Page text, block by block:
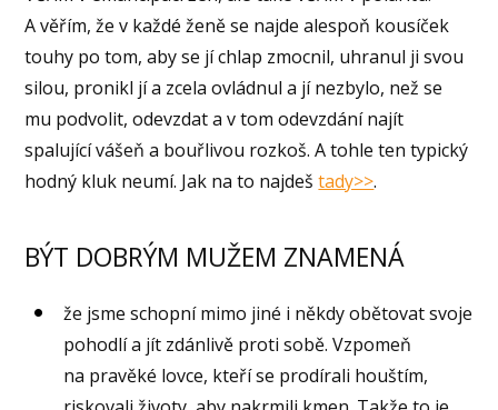
A věřím, že v každé ženě se najde alespoň kousíček
touhy po tom, aby se jí chlap zmocnil, uhranul ji svou
silou, pronikl jí a zcela ovládnul a jí nezbylo, než se
mu podvolit, odevzdat a v tom odevzdání najít
spalující vášeň a bouřlivou rozkoš. A tohle ten typický
hodný kluk neumí. Jak na to najdeštady>>.
BÝT DOBRÝM MUŽEM ZNAMENÁ
že jsme schopní mimo jiné i někdy obětovat svoje
pohodlí a jít zdánlivě proti sobě. Vzpomeň
na pravěké lovce, kteří se prodírali houštím,